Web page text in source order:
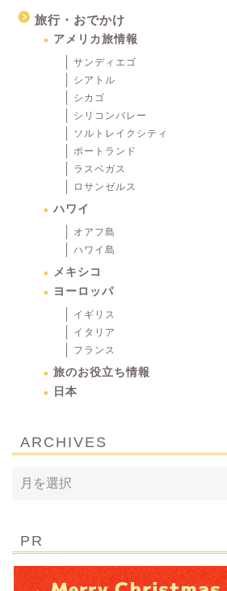
旅行・おでかけ
アメリカ旅情報
サンディエゴ
シアトル
シカゴ
シリコンバレー
ソルトレイクシティ
ポートランド
ラスベガス
ロサンゼルス
ハワイ
オアフ島
ハワイ島
メキシコ
ヨーロッパ
イギリス
イタリア
フランス
旅のお役立ち情報
日本
ARCHIVES
PR